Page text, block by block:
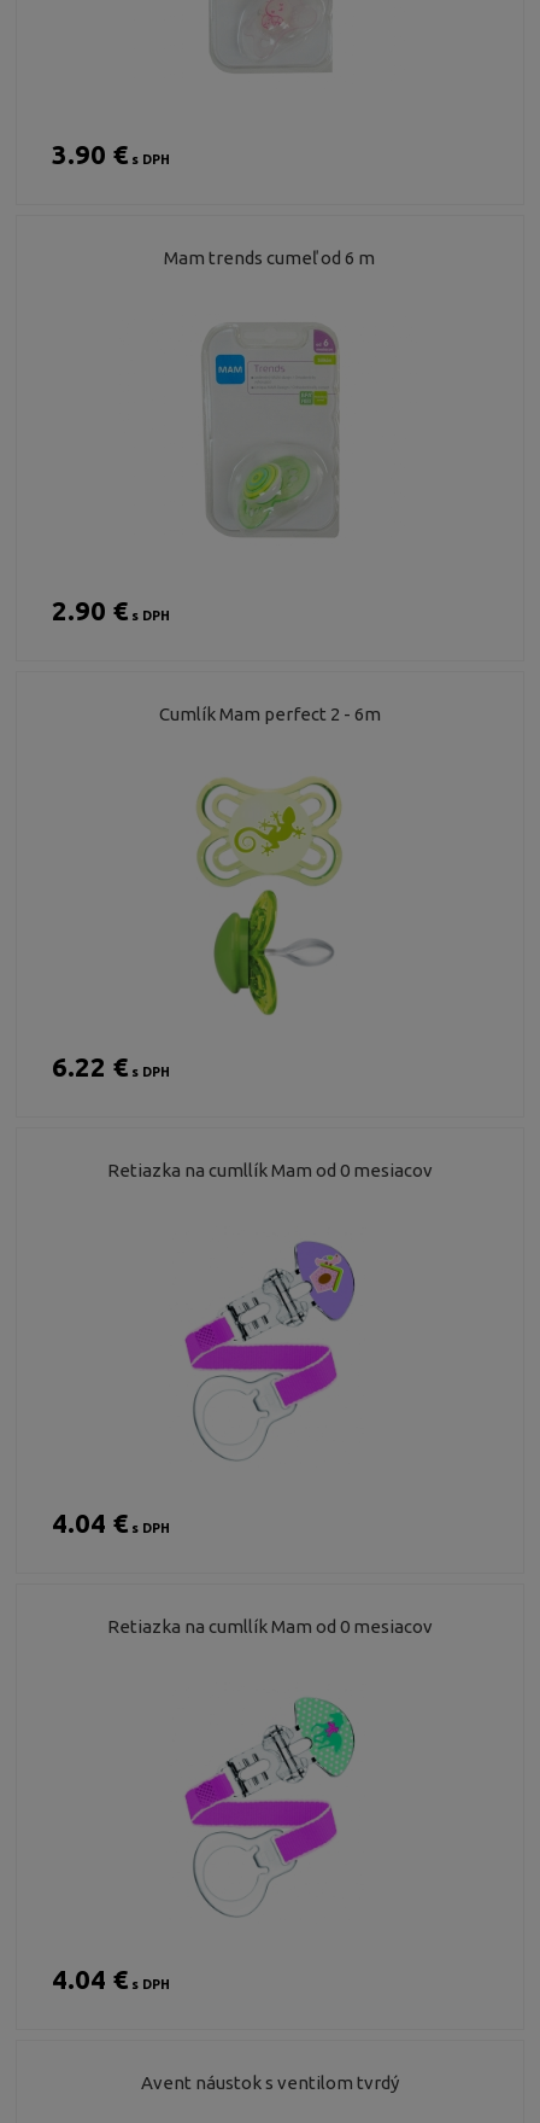
3.90 €s DPH
Mam trends cumeľ od 6 m
2.90 €s DPH
Cumlík Mam perfect 2 - 6m
6.22 €s DPH
Retiazka na cumllík Mam od 0 mesiacov
4.04 €s DPH
Retiazka na cumllík Mam od 0 mesiacov
4.04 €s DPH
Avent náustok s ventilom tvrdý